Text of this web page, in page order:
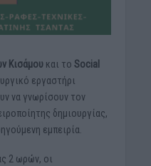
Κισάμουκαι το Social
εργαστήρι
να γνωρίσουν τον
δημιουργίας,
εμπειρία.
2 ωρών, οι